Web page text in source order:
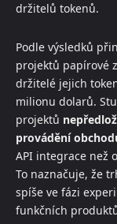
držitelů tokenů.
Podle výsledků
projektů papírové
držitelé jejich
milionu dolarů.
projektů
provádění
API integrace než
To naznačuje, že
spíše ve fázi
funkčních